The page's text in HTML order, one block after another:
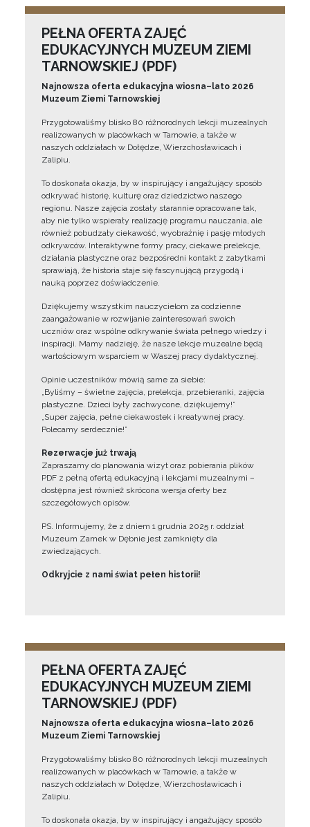
PEŁNA OFERTA ZAJĘĆ
EDUKACYJNYCH MUZEUM ZIEMI
TARNOWSKIEJ (PDF)
Najnowsza oferta edukacyjna wiosna–lato 2026
Muzeum Ziemi Tarnowskiej
Przygotowaliśmy blisko 80 różnorodnych lekcji muzealnych
realizowanych w placówkach w Tarnowie, a także w
naszych oddziałach w Dołędze, Wierzchosławicach i
Zalipiu.
To doskonała okazja, by w inspirujący i angażujący sposób
odkrywać historię, kulturę oraz dziedzictwo naszego
regionu. Nasze zajęcia zostały starannie opracowane tak,
aby nie tylko wspierały realizację programu nauczania, ale
również pobudzały ciekawość, wyobraźnię i pasję młodych
odkrywców. Interaktywne formy pracy, ciekawe prelekcje,
działania plastyczne oraz bezpośredni kontakt z zabytkami
sprawiają, że historia staje się fascynującą przygodą i
nauką poprzez doświadczenie.
Dziękujemy wszystkim nauczycielom za codzienne
zaangażowanie w rozwijanie zainteresowań swoich
uczniów oraz wspólne odkrywanie świata pełnego wiedzy i
inspiracji. Mamy nadzieję, że nasze lekcje muzealne będą
wartościowym wsparciem w Waszej pracy dydaktycznej.
Opinie uczestników mówią same za siebie:
„Byliśmy – świetne zajęcia, prelekcja, przebieranki, zajęcia
plastyczne. Dzieci były zachwycone, dziękujemy!”
„Super zajęcia, pełne ciekawostek i kreatywnej pracy.
Polecamy serdecznie!”
Rezerwacje już trwają
Zapraszamy do planowania wizyt oraz pobierania plików
PDF z pełną ofertą edukacyjną i lekcjami muzealnymi –
dostępna jest również skrócona wersja oferty bez
szczegółowych opisów.
PS. Informujemy, że z dniem 1 grudnia 2025 r. oddział
Muzeum Zamek w Dębnie jest zamknięty dla
zwiedzających.
Odkryjcie z nami świat pełen historii!
PEŁNA OFERTA ZAJĘĆ
EDUKACYJNYCH MUZEUM ZIEMI
TARNOWSKIEJ (PDF)
Najnowsza oferta edukacyjna wiosna–lato 2026
Muzeum Ziemi Tarnowskiej
Przygotowaliśmy blisko 80 różnorodnych lekcji muzealnych
realizowanych w placówkach w Tarnowie, a także w
naszych oddziałach w Dołędze, Wierzchosławicach i
Zalipiu.
To doskonała okazja, by w inspirujący i angażujący sposób